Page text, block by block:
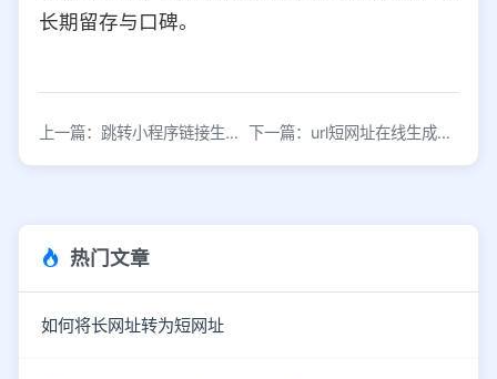
长期留存与口碑。
上一篇：跳转小程序链接生成器 下一篇：url短网址在线生成器，在线免费缩短链接
热门文章
如何将长网址转为短网址